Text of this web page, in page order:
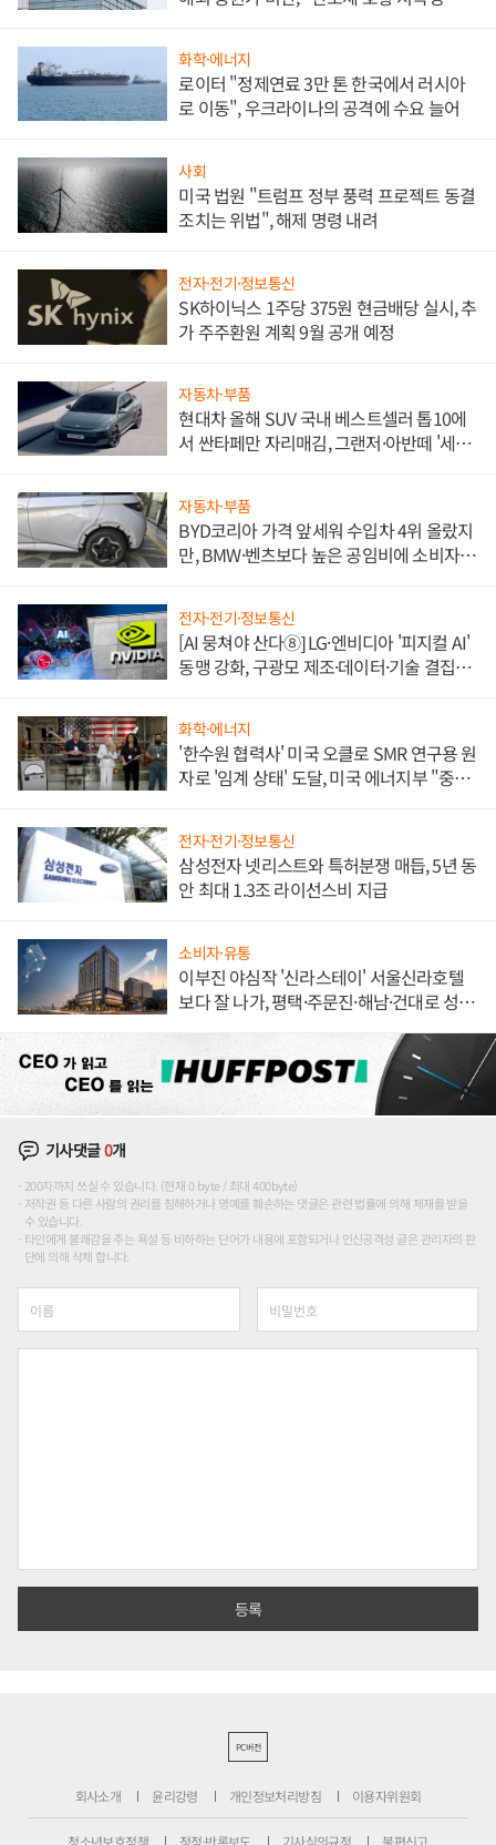
화학·에너지
로이터 "정제연료 3만 톤 한국에서 러시아
로 이동", 우크라이나의 공격에 수요 늘어
사회
미국 법원 "트럼프 정부 풍력 프로젝트 동결
조치는 위법", 해제 명령 내려
전자·전기·정보통신
SK하이닉스 1주당 375원 현금배당 실시, 추
가 주주환원 계획 9월 공개 예정
자동차·부품
현대차 올해 SUV 국내 베스트셀러 톱10에
서 싼타페만 자리매김, 그랜저·아반떼 '세단
자동차·부품
BYD코리아 가격 앞세워 수입차 4위 올랐지
만, BMW·벤츠보다 높은 공임비에 소비자
전자·전기·정보통신
[AI 뭉쳐야 산다⑧] LG·엔비디아 '피지컬 AI'
동맹 강화, 구광모 제조·데이터·기술 결집
화학·에너지
'한수원 협력사' 미국 오클로 SMR 연구용 원
자로 '임계 상태' 도달, 미국 에너지부 "중요
전자·전기·정보통신
삼성전자 넷리스트와 특허분쟁 매듭, 5년 동
안 최대 1.3조 라이선스비 지급
소비자·유통
이부진 야심작 '신라스테이' 서울신라호텔
보다 잘 나가, 평택·주문진·해남·건대로 성
기사댓글0개
200자까지 쓰실 수 있습니다. (현재 0 byte / 최대 400byte)
저작권 등 다른 사람의 권리를 침해하거나 명예를 훼손하는 댓글은 관련 법률에 의해 제재를 받을
수 있습니다.
타인에게 불쾌감을 주는 욕설 등 비하하는 단어가 내용에 포함되거나 인신공격성 글은 관리자의 판
단에 의해 삭제 합니다.
PC버전
회사소개 윤리강령 개인정보처리방침 이용자위원회